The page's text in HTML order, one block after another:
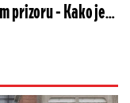
prizoru - Kako je